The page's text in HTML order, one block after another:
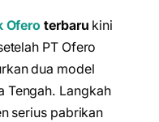
Ofero terbaru kini
PT Ofero
dua model
Tengah. Langkah
serius pabrikan